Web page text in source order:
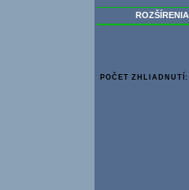
ROZŠÍRENIA
POČET ZHLIADNUTÍ: